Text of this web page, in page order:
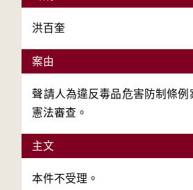
洪百奎
案由
聲請人為違反毒品危害防制條例
憲法審查。
主文
本件不受理。